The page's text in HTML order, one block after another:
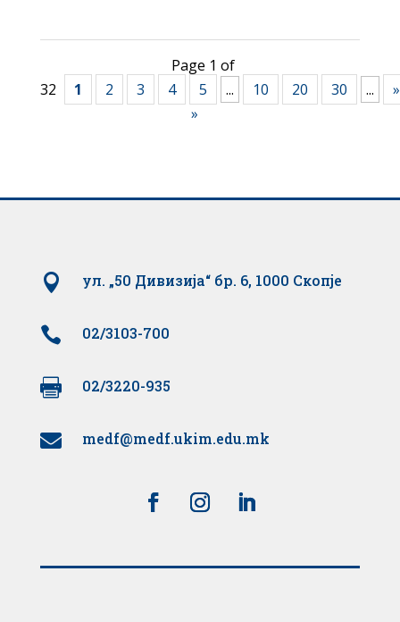
Page 1 of
32
1 2 3 4 5 ... 10 20 30 ...
»
»
 ул. „50 Дивизија“ бр. 6, 1000 Скопје
 02/3103-700
 02/3220-935
 medf@medf.ukim.edu.mk